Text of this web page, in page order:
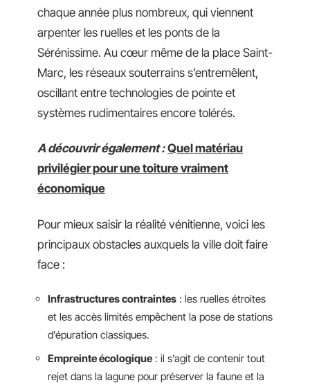
chaque année plus nombreux, qui viennent
arpenter les ruelles et les ponts de la
Sérénissime. Au cœur même de la place Saint-
Marc, les réseaux souterrains s’entremêlent,
oscillant entre technologies de pointe et
systèmes rudimentaires encore tolérés.
A découvrir également : Quel matériau
privilégier pour une toiture vraiment
économique
Pour mieux saisir la réalité vénitienne, voici les
principaux obstacles auxquels la ville doit faire
face :
Infrastructures contraintes : les ruelles étroites
et les accès limités empêchent la pose de stations
d’épuration classiques.
Empreinte écologique : il s’agit de contenir tout
rejet dans la lagune pour préserver la faune et la